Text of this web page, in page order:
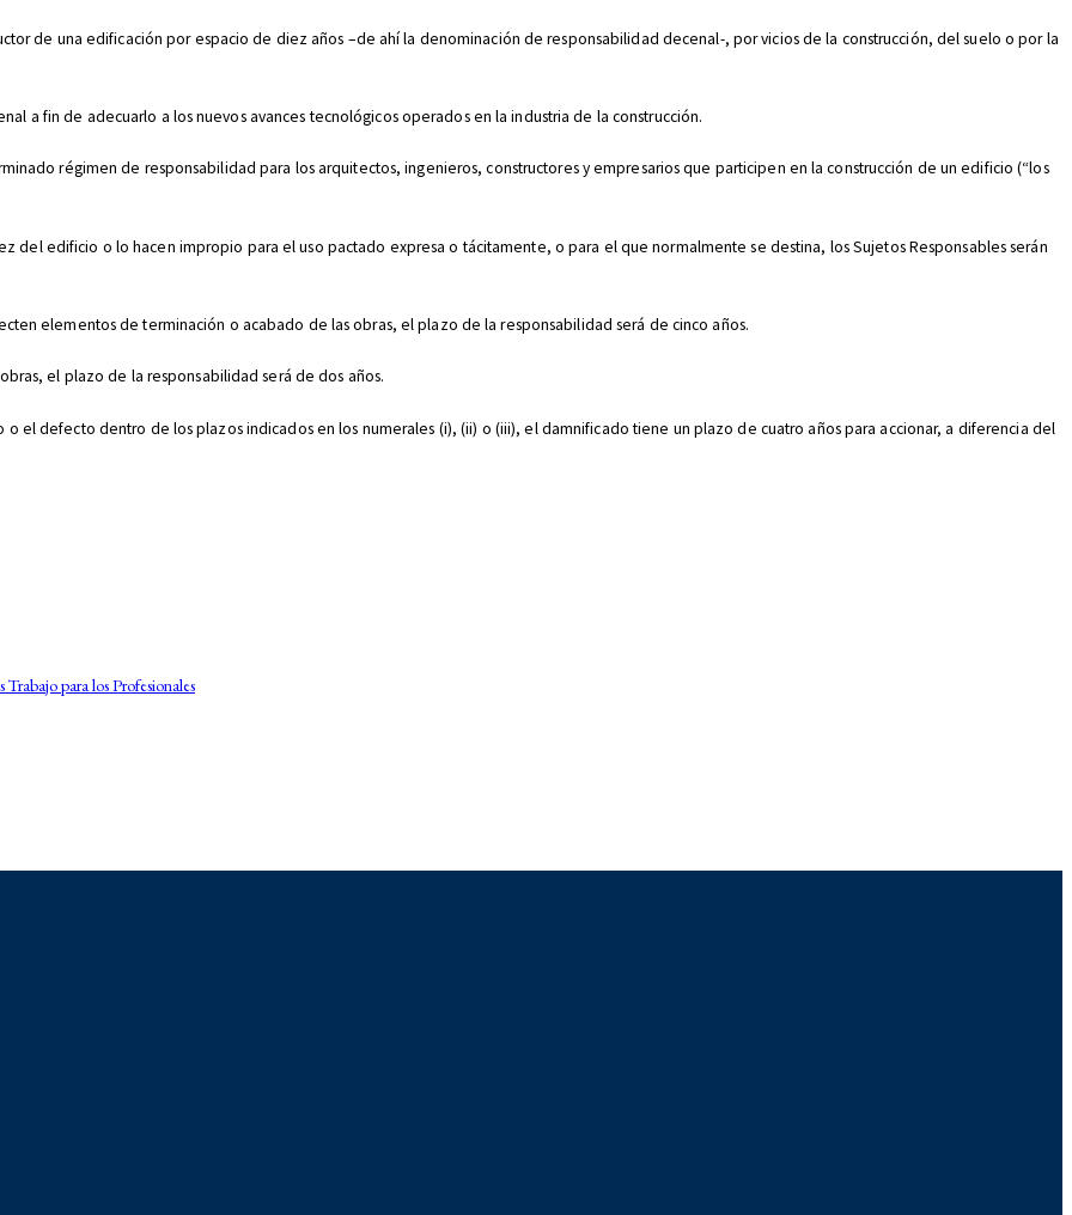
de una edificación por espacio de diez años –de ahí la denominación de responsabilidad decenal-, por vicios de la construcción, del suelo o por la
a fin de adecuarlo a los nuevos avances tecnológicos operados en la industria de la construcción.
régimen de responsabilidad para los arquitectos, ingenieros, constructores y empresarios que participen en la construcción de un edificio (“los
del edificio o lo hacen impropio para el uso pactado expresa o tácitamente, o para el que normalmente se destina, los Sujetos Responsables serán
elementos de terminación o acabado de las obras, el plazo de la responsabilidad será de cinco años.
el plazo de la responsabilidad será de dos años.
el defecto dentro de los plazos indicados en los numerales (i), (ii) o (iii), el damnificado tiene un plazo de cuatro años para accionar, a diferencia del
para los Profesionales